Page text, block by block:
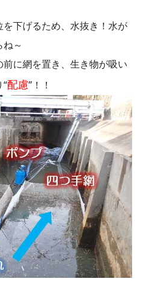
下げるため、水抜き！水が
～
に網を置き、生き物が吸い
配慮”！！